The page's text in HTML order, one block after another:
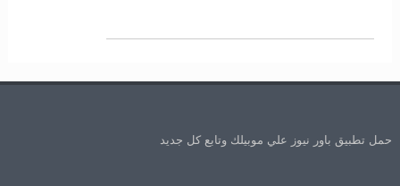
حمل تطبيق باور نيوز علي موبيلك وتابع كل جديد